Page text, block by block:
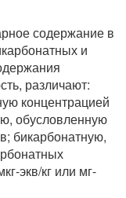
содержание в
и
различают:
концентрацией
обусловленную
бикарбонатную,
экв/кг или мг-